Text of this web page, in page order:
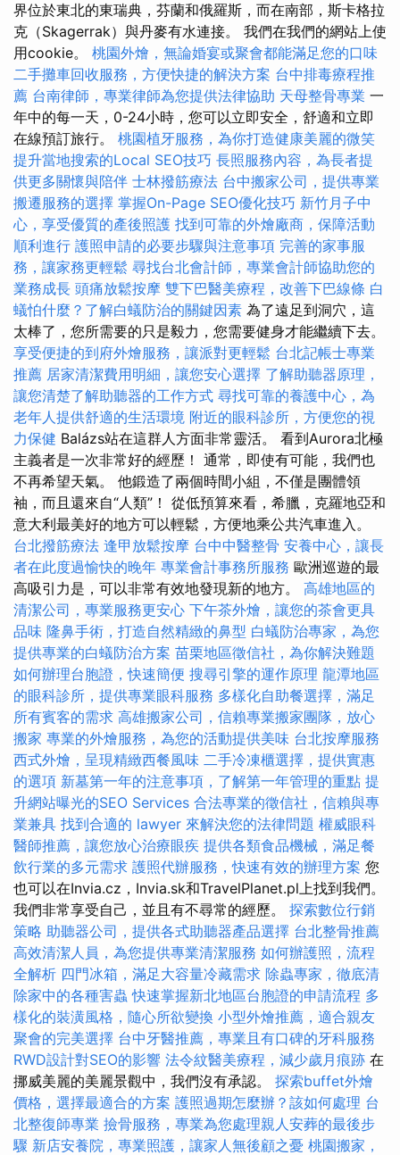
界位於東北的東瑞典，芬蘭和俄羅斯，而在南部，斯卡格拉
克（Skagerrak）與丹麥有水連接。 我們在我們的網站上使
用cookie。 桃園外燴，無論婚宴或聚會都能滿足您的口味
二手攤車回收服務，方便快捷的解決方案 台中排毒療程推
薦 台南律師，專業律師為您提供法律協助 天母整骨專業 一
年中的每一天，0-24小時，您可以立即安全，舒適和立即
在線預訂旅行。 桃園植牙服務，為你打造健康美麗的微笑
提升當地搜索的Local SEO技巧 長照服務內容，為長者提
供更多關懷與陪伴 士林撥筋療法 台中搬家公司，提供專業
搬遷服務的選擇 掌握On-Page SEO優化技巧 新竹月子中
心，享受優質的產後照護 找到可靠的外燴廠商，保障活動
順利進行 護照申請的必要步驟與注意事項 完善的家事服
務，讓家務更輕鬆 尋找台北會計師，專業會計師協助您的
業務成長 頭痛放鬆按摩 雙下巴醫美療程，改善下巴線條 白
蟻怕什麼？了解白蟻防治的關鍵因素 為了遠足到洞穴，這
太棒了，您所需要的只是毅力，您需要健身才能繼續下去。
享受便捷的到府外燴服務，讓派對更輕鬆 台北記帳士專業
推薦 居家清潔費用明細，讓您安心選擇 了解助聽器原理，
讓您清楚了解助聽器的工作方式 尋找可靠的養護中心，為
老年人提供舒適的生活環境 附近的眼科診所，方便您的視
力保健 Balázs站在這群人方面非常靈活。 看到Aurora北極
主義者是一次非常好的經歷！ 通常，即使有可能，我們也
不再希望天氣。 他鍛造了兩個時間小組，不僅是團體領
袖，而且還來自“人類”！ 從低預算來看，希臘，克羅地亞和
意大利最美好的地方可以輕鬆，方便地乘公共汽車進入。
台北撥筋療法 逢甲放鬆按摩 台中中醫整骨 安養中心，讓長
者在此度過愉快的晚年 專業會計事務所服務 歐洲巡遊的最
高吸引力是，可以非常有效地發現新的地方。 高雄地區的
清潔公司，專業服務更安心 下午茶外燴，讓您的茶會更具
品味 隆鼻手術，打造自然精緻的鼻型 白蟻防治專家，為您
提供專業的白蟻防治方案 苗栗地區徵信社，為你解決難題
如何辦理台胞證，快速簡便 搜尋引擎的運作原理 龍潭地區
的眼科診所，提供專業眼科服務 多樣化自助餐選擇，滿足
所有賓客的需求 高雄搬家公司，信賴專業搬家團隊，放心
搬家 專業的外燴服務，為您的活動提供美味 台北按摩服務
西式外燴，呈現精緻西餐風味 二手冷凍櫃選擇，提供實惠
的選項 新墓第一年的注意事項，了解第一年管理的重點 提
升網站曝光的SEO Services 合法專業的徵信社，信賴與專
業兼具 找到合適的 lawyer 來解決您的法律問題 權威眼科
醫師推薦，讓您放心治療眼疾 提供各類食品機械，滿足餐
飲行業的多元需求 護照代辦服務，快速有效的辦理方案 您
也可以在Invia.cz，Invia.sk和TravelPlanet.pl上找到我們。
我們非常享受自己，並且有不尋常的經歷。 探索數位行銷
策略 助聽器公司，提供各式助聽器產品選擇 台北整骨推薦
高效清潔人員，為您提供專業清潔服務 如何辦護照，流程
全解析 四門冰箱，滿足大容量冷藏需求 除蟲專家，徹底清
除家中的各種害蟲 快速掌握新北地區台胞證的申請流程 多
樣化的裝潢風格，隨心所欲變換 小型外燴推薦，適合親友
聚會的完美選擇 台中牙醫推薦，專業且有口碑的牙科服務
RWD設計對SEO的影響 法令紋醫美療程，減少歲月痕跡 在
挪威美麗的美麗景觀中，我們沒有承認。 探索buffet外燴
價格，選擇最適合的方案 護照過期怎麼辦？該如何處理 台
北整復師專業 撿骨服務，專業為您處理親人安葬的最後步
驟 新店安養院，專業照護，讓家人無後顧之憂 桃園搬家，